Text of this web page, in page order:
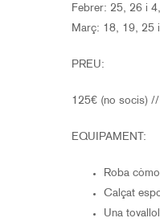
Febrer: 25, 26 i
Març: 18, 19, 25
PREU:
125€ (no socis)
EQUIPAMENT:
Roba
Calçat
Una